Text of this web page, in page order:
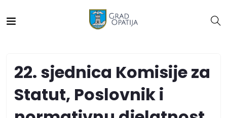
22. sjednica Komisije za
Statut, Poslovnik i